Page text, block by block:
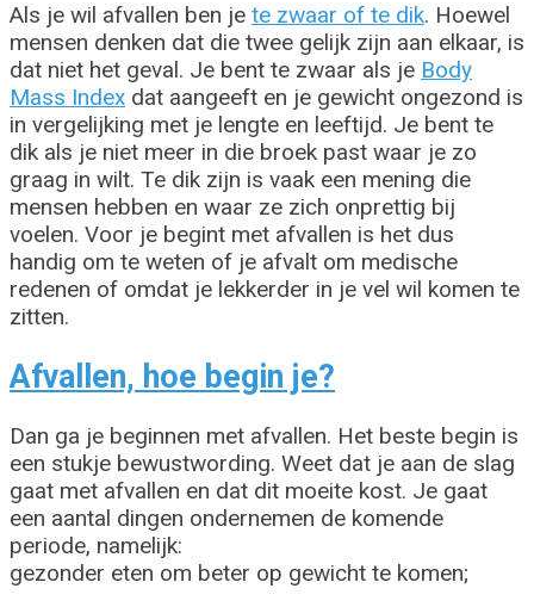
Als je wil afvallen ben je te zwaar of te dik. Hoewel
mensen denken dat die twee gelijk zijn aan elkaar, is
dat niet het geval. Je bent te zwaar als je Body
Mass Index dat aangeeft en je gewicht ongezond is
in vergelijking met je lengte en leeftijd. Je bent te
dik als je niet meer in die broek past waar je zo
graag in wilt. Te dik zijn is vaak een mening die
mensen hebben en waar ze zich onprettig bij
voelen. Voor je begint met afvallen is het dus
handig om te weten of je afvalt om medische
redenen of omdat je lekkerder in je vel wil komen te
zitten.
Afvallen, hoe begin je?
Dan ga je beginnen met afvallen. Het beste begin is
een stukje bewustwording. Weet dat je aan de slag
gaat met afvallen en dat dit moeite kost. Je gaat
een aantal dingen ondernemen de komende
periode, namelijk:
gezonder eten om beter op gewicht te komen;